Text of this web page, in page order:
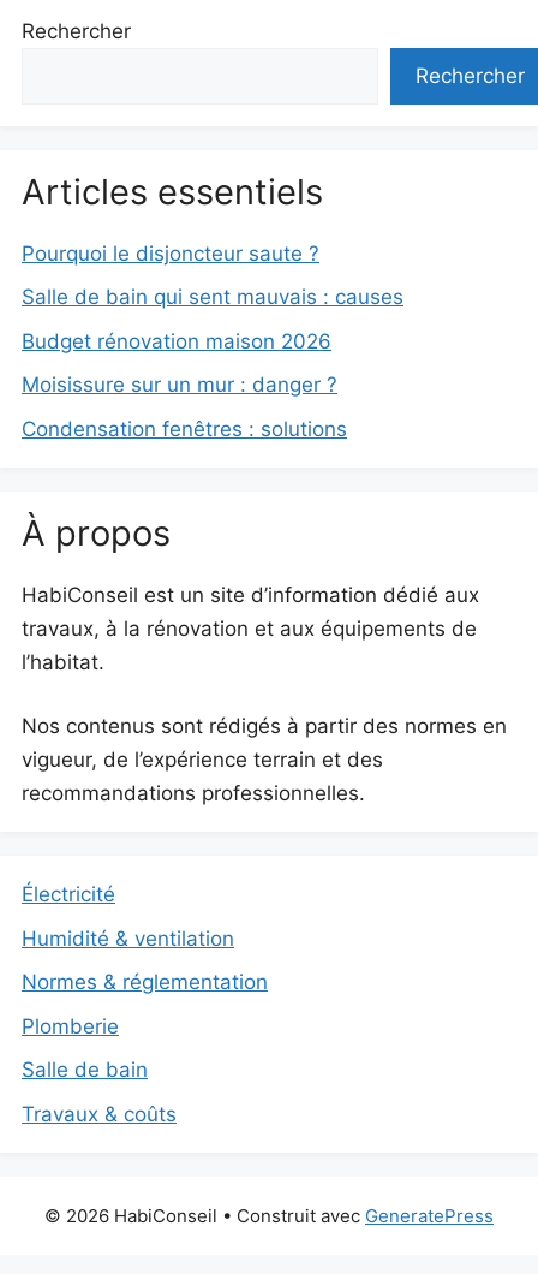
Rechercher
Rechercher
Articles essentiels
Pourquoi le disjoncteur saute ?
Salle de bain qui sent mauvais : causes
Budget rénovation maison 2026
Moisissure sur un mur : danger ?
Condensation fenêtres : solutions
À propos
HabiConseil est un site d’information dédié aux
travaux, à la rénovation et aux équipements de
l’habitat.
Nos contenus sont rédigés à partir des normes en
vigueur, de l’expérience terrain et des
recommandations professionnelles.
Électricité
Humidité & ventilation
Normes & réglementation
Plomberie
Salle de bain
Travaux & coûts
© 2026 HabiConseil • Construit avec GeneratePress